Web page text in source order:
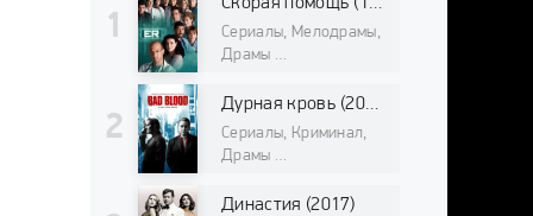
Сериалы, Мелодрамы,
Драмы
Дурная кровь (2017)
Сериалы, Криминал,
Драмы
Династия (2017)